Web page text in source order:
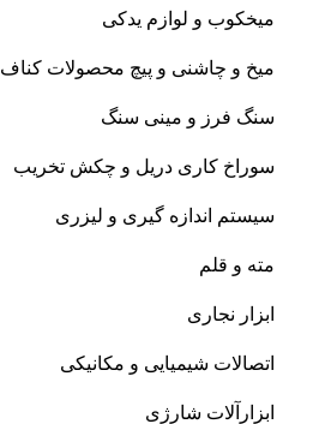
میخکوب و لوازم یدکی
میخ و چاشنی و پیچ محصولات کناف
سنگ فرز و مینی سنگ
سوراخ کاری دریل و چکش تخریب
سیستم اندازه گیری و لیزری
مته و قلم
ابزار نجاری
اتصالات شیمیایی و مکانیکی
ابزارآلات شارژی